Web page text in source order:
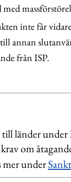
inte får
annan
från ISP.
länder
om
mer under